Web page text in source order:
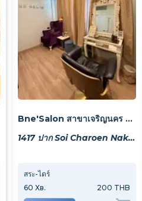
Хв. 50 THB
60
Bne'Salon สาขาเจริญนคร 27
1417 ปาก Soi Charoen Nakhon 27, Khwaeng Bang Lamphu Lang, Khet Khlong San, Krung Thep Maha Nakhon 10600, Thailand
สระ-ไดร์
60 Хв. 200 THB